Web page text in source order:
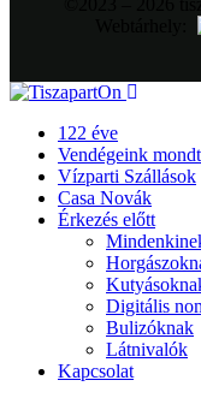
122 éve
Vendégeink
Vízparti Szállások
Casa Novák
Érkezés előtt
Digitális
Bulizóknak
Látnivalók
Kapcsolat